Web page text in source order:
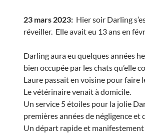
23 mars 2023: Hier soir Darling
réveiller. Elle avait eu 13 ans en
Darling aura eu quelques années
bien occupée par les chats qu’elle
Laure passait en voisine pour faire
Le vétérinaire venait à domicile.
Un service 5 étoiles pour la jolie
premières années de négligence et
Un départ rapide et manifestement